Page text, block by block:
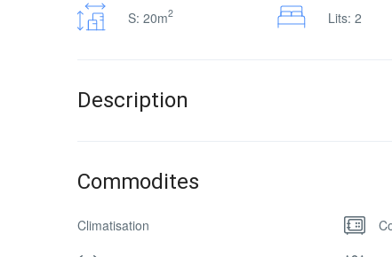
S: 20m2 Lits: 2
Description
Commodites
Climatisation